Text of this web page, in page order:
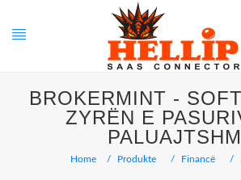
Toggle
navigation
BROKERMINT -
ZYRËN E
Home Produkte Financë